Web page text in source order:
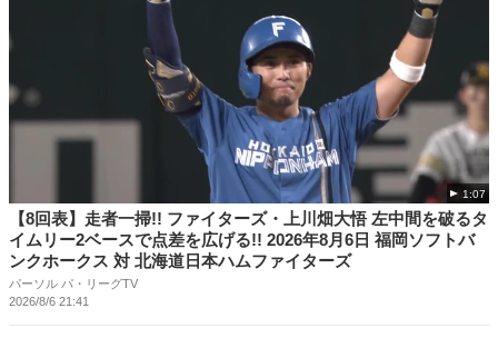
1:07
【8回表】走者一掃!! ファイターズ・上川畑大悟 左中間を破るタ
イムリー2ベースで点差を広げる!! 2026年8月6日 福岡ソフトバ
ンクホークス 対 北海道日本ハムファイターズ
パーソル パ・リーグTV
2026/8/6 21:41